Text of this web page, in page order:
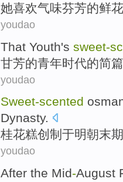
她喜欢气味芬芳的鲜花
youdao
That Youth's sweet-
甘芳的青年时代的简
youdao
Sweet-scented
Dynasty.
桂花糕创制于明朝末期
youdao
After the Mid-August